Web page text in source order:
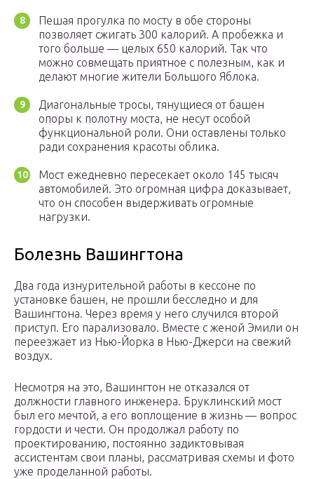
Пешая прогулка по мосту в обе стороны
позволяет сжигать 300 калорий. А пробежка и
того больше — целых 650 калорий. Так что
можно совмещать приятное с полезным, как и
делают многие жители Большого Яблока.
Диагональные тросы, тянущиеся от башен
опоры к полотну моста, не несут особой
функциональной роли. Они оставлены только
ради сохранения красоты облика.
Мост ежедневно пересекает около 145 тысяч
автомобилей. Это огромная цифра доказывает,
что он способен выдерживать огромные
нагрузки.
Болезнь Вашингтона
Два года изнурительной работы в кессоне по
установке башен, не прошли бесследно и для
Вашингтона. Через время у него случился второй
приступ. Его парализовало. Вместе с женой Эмили он
переезжает из Нью-Йорка в Нью-Джерси на свежий
воздух.
Несмотря на это, Вашингтон не отказался от
должности главного инженера. Бруклинский мост
был его мечтой, а его воплощение в жизнь — вопрос
гордости и чести. Он продолжал работу по
проектированию, постоянно задиктовывая
ассистентам свои планы, рассматривая схемы и фото
уже проделанной работы.